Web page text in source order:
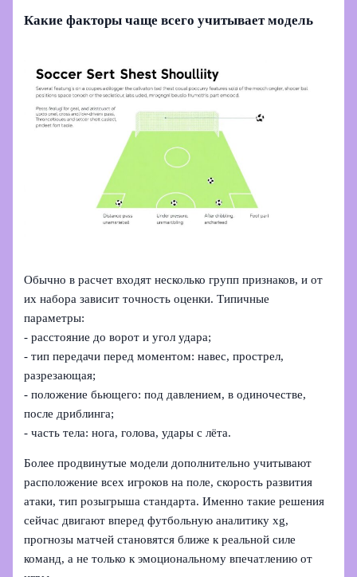
Какие факторы чаще всего учитывает модель
Обычно в расчет входят несколько групп признаков, и от
их набора зависит точность оценки. Типичные
параметры:
- расстояние до ворот и угол удара;
- тип передачи перед моментом: навес, прострел,
разрезающая;
- положение бьющего: под давлением, в одиночестве,
после дриблинга;
- часть тела: нога, голова, удары с лёта.
Более продвинутые модели дополнительно учитывают
расположение всех игроков на поле, скорость развития
атаки, тип розыгрыша стандарта. Именно такие решения
сейчас двигают вперед футбольную аналитику xg,
прогнозы матчей становятся ближе к реальной силе
команд, а не только к эмоциональному впечатлению от